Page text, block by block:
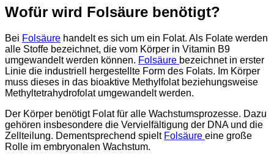
Wofür wird Folsäure benötigt?
Bei Folsäure handelt es sich um ein Folat. Als Folate werden
alle Stoffe bezeichnet, die vom Körper in Vitamin B9
umgewandelt werden können. Folsäure bezeichnet in erster
Linie die industriell hergestellte Form des Folats. Im Körper
muss dieses in das bioaktive Methylfolat beziehungsweise
Methyltetrahydrofolat umgewandelt werden.
Der Körper benötigt Folat für alle Wachstumsprozesse. Dazu
gehören insbesondere die Vervielfältigung der DNA und die
Zellteilung. Dementsprechend spielt Folsäure eine große
Rolle im embryonalen Wachstum.